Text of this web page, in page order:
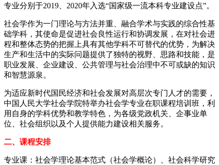
专业分别于2019、2020年入选“国家级一流本科专业建设点”。
社会学作为一门理论与方法并重、融合学术与实践的综合性基
础学科，其使命是促进社会良性运行和协调发展，在对社会进
程和整体态势的把握上具有其他学科不可替代的优势，为解决
生产和生活中的实际问题提供了独特的视野、思路和技能，是
职业发展、企业建设、公共管理与社会治理中不可或缺的知识
和智慧源泉。
为适应新时代国民经济和社会发展对高层次专门人才的需要，
中国人民大学社会学院特举办社会学专业在职课程培训班，利
用自身的学科优势和教学特色，为各级党政机关、企事业单
位、社会组织以及个人提供能力建设相关服务。
二、课程安排
专业课：社会学理论基本范式（社会学概论）、社会科学研究